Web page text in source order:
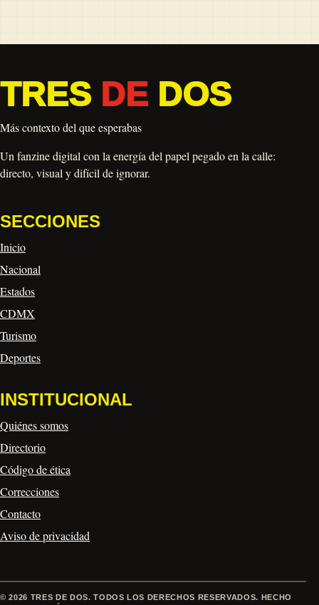
TRES DEDOS
Más contexto del que esperabas
Un fanzine digital con la energía del papel pegado en la calle:
directo, visual y difícil de ignorar.
SECCIONES
Inicio
Nacional
Estados
CDMX
Turismo
Deportes
INSTITUCIONAL
Quiénes somos
Directorio
Código de ética
Correcciones
Contacto
Aviso de privacidad
© 2026 TRES DE DOS. TODOS LOS DERECHOS RESERVADOS. HECHO